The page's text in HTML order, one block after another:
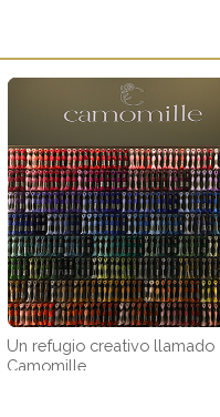
Un refugio creativo llamado
Camomille